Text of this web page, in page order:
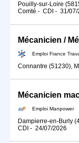
Pouilly-sur-Loire
Comté - CDI - 31/07/
Mécanicien /
Emploi France
Connantre (51230),
Mécanicien
Emploi Manpower
Dampierre-en-Burly
CDI - 24/07/2026